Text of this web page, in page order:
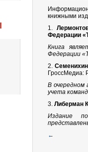
книжными
1.
Федерации
Книга
Федерации
2.
ГроссМедиа:
В очередном
учета
3. Либерман
Издание
←